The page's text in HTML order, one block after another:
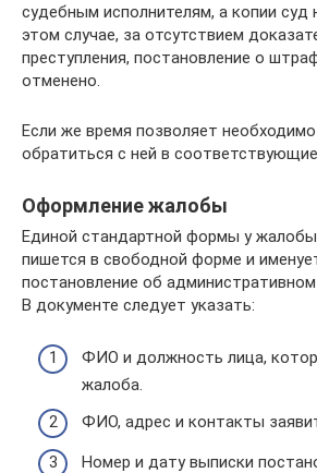
судебным исполнителям, а копии суд
этом случае, за отсутствием
преступления, постановление о
отменено.
Если же время позволяет
обратиться с ней в соответствующие
Оформление жалобы
Единой стандартной формы у
пишется в свободной форме и
постановление об административном
В документе следует указать:
ФИО и должность лица,
жалоба.
ФИО, адрес и контакты
Номер и дату выписки